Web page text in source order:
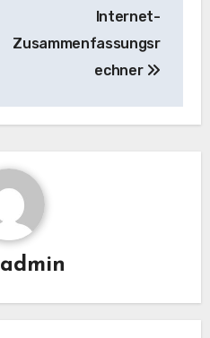
Internet-
Zusammenfassungsr
echner
admin